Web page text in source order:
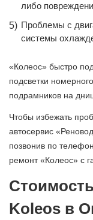
либо
Проблемы с
системы
«Колеос» быстро
подсветки
подрамников на
Чтобы избежать
автосервис
позвонив по
ремонт «Колеос» с
Koleos в